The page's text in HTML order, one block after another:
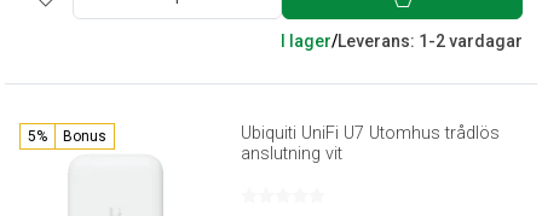
I lager/Leverans: 1-2 vardagar
5% Bonus
Ubiquiti UniFi U7 Utomhus trådlös
anslutning vit